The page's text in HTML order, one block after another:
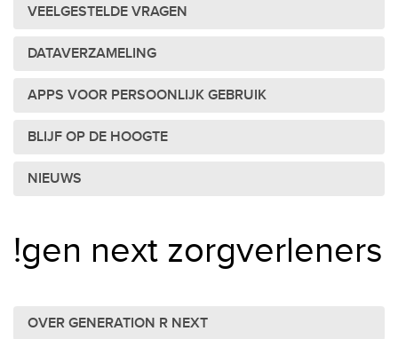
VEELGESTELDE VRAGEN
DATAVERZAMELING
APPS VOOR PERSOONLIJK GEBRUIK
BLIJF OP DE HOOGTE
NIEUWS
!gen next zorgverleners
OVER GENERATION R NEXT